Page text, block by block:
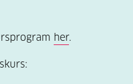
her.